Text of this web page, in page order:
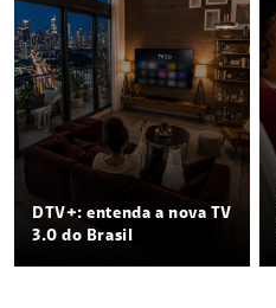
DTV+: entenda a nova TV
3.0 do Brasil